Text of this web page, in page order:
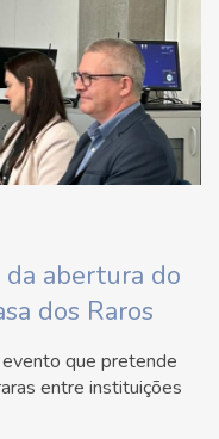
abertura do
dos Raros
que pretende
entre instituições